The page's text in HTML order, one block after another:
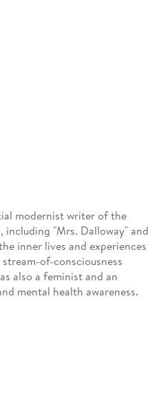
modernist writer of the
"Mrs. Dalloway" and
inner lives and experiences
of-consciousness
also a feminist and an
mental health awareness.